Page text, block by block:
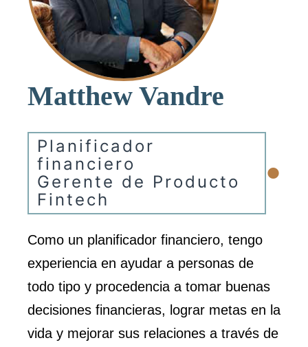
Matthew Vandre
Planificador
financiero
Gerente de Producto
Fintech
•
Como un planificador financiero, tengo
experiencia en ayudar a personas de
todo tipo y procedencia a tomar buenas
decisiones financieras, lograr metas en la
vida y mejorar sus relaciones a través de